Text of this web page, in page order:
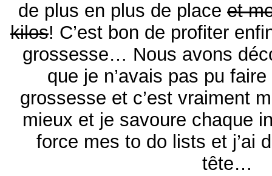
de plus en plus de place et
kilos! C’est bon de profiter
grossesse… Nous avons
que je n’avais pas pu
grossesse et c’est vraiment
mieux et je savoure chaque
force mes to do lists et j’ai
tête…